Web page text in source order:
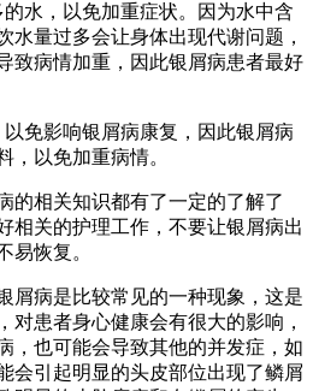
水，以免加重症状。因为水中含
水量过多会让身体出现代谢问题，
致病情加重，因此银屑病患者最好
免影响银屑病康复，因此银屑病
，以免加重病情。
的相关知识都有了一定的了解了
相关的护理工作，不要让银屑病出
易恢复。
屑病是比较常见的一种现象，这是
对患者身心健康会有很大的影响，
，也可能会导致其他的并发症，如
会引起明显的头皮部位出现了鳞屑